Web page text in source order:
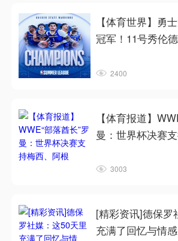
【体育世界】勇
冠军！11号秀伦
2400
【体育报道】
曼：世界杯决赛
3003
[精彩资讯]德保罗
充满了回忆与情